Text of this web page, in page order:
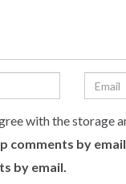
with the storage
comments by
by email.